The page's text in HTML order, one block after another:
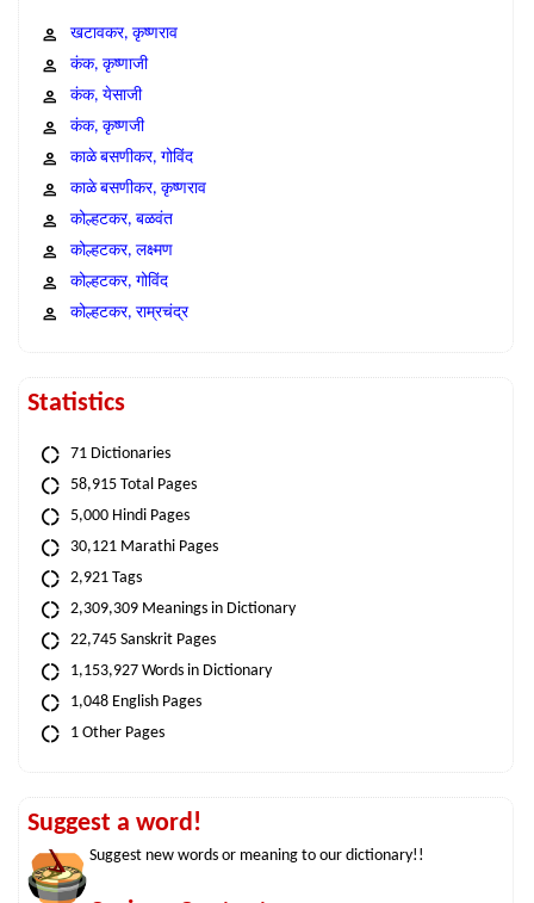
खटावकर, कृष्णराव
कंक, कृष्णाजी
कंक, येसाजी
कंक, कृष्णजी
काळे बसणीकर, गोविंद
काळे बसणीकर, कृष्णराव
कोल्हटकर, बळवंत
कोल्हटकर, लक्ष्मण
कोल्हटकर, गोविंद
कोल्हटकर, राम्रचंद्र
Statistics
71 Dictionaries
58,915 Total Pages
5,000 Hindi Pages
30,121 Marathi Pages
2,921 Tags
2,309,309 Meanings in Dictionary
22,745 Sanskrit Pages
1,153,927 Words in Dictionary
1,048 English Pages
1 Other Pages
Suggest a word!
Suggest new words or meaning to our dictionary!!